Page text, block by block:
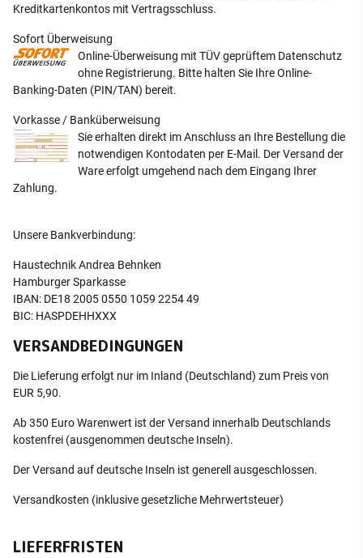
Kreditkartenkontos mit Vertragsschluss.
Sofort Überweisung
Online-Überweisung mit TÜV geprüftem Datenschutz
ohne Registrierung. Bitte halten Sie Ihre Online-
Banking-Daten (PIN/TAN) bereit.
Vorkasse / Banküberweisung
Sie erhalten direkt im Anschluss an Ihre Bestellung die
notwendigen Kontodaten per E-Mail. Der Versand der
Ware erfolgt umgehend nach dem Eingang Ihrer
Zahlung.
Unsere Bankverbindung:
Haustechnik Andrea Behnken
Hamburger Sparkasse
IBAN: DE18 2005 0550 1059 2254 49
BIC: HASPDEHHXXX
VERSANDBEDINGUNGEN
Die Lieferung erfolgt nur im Inland (Deutschland) zum Preis von
EUR 5,90.
Ab 350 Euro Warenwert ist der Versand innerhalb Deutschlands
kostenfrei (ausgenommen deutsche Inseln).
Der Versand auf deutsche Inseln ist generell ausgeschlossen.
Versandkosten (inklusive gesetzliche Mehrwertsteuer)
LIEFERFRISTEN